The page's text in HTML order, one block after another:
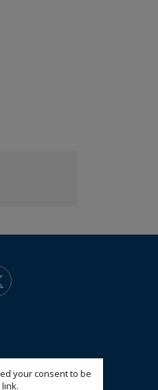
your consent to be
link.